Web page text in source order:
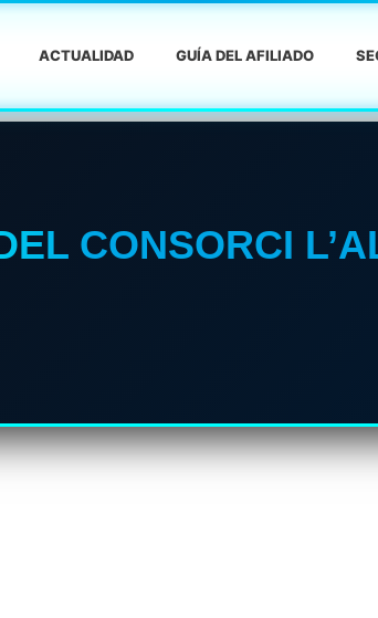
ACTUALIDAD GUÍA DEL AFILIADO
CONSORCI